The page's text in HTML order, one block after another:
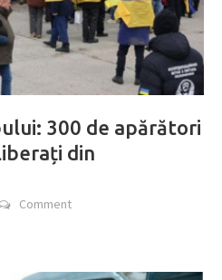
300 de apărători
din
Comment